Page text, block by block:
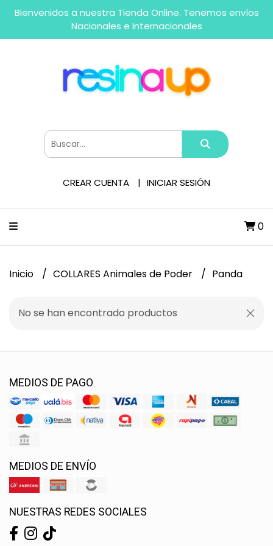
Bienvenidos a nuestra Tienda Online. Tenemos envíos
Nacionales e Internacionales
CREAR CUENTA INICIAR SESIÓN
0
Inicio COLLARES Animales de Poder Panda
No se han encontrado productos
MEDIOS DE PAGO
MEDIOS DE ENVÍO
NUESTRAS REDES SOCIALES